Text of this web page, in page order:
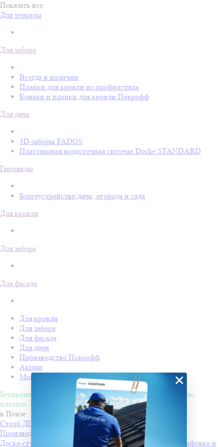
Показать все
Для террасы
Для забора
Всегда в наличии
Планки для кровли из профнастила
Коньки и планки для кровли Покрофф
Для дачи
3D-заборы FADOS
Пластиковая водосточная система Döcke STANDARD
Гирлянды
Благоустройство дачи, огорода и сада
Для кровли
Для забора
Для фасада
Для кровли
Для забора
Для фасада
Для дачи
Производство Покрофф
Акции
Монтаж
Беспроцентная рассрочка на 4 месяца. Покупайте - сейчас,
платите - потом!
в Пензе
Столб ДПК Grand Line 100х100мм тиснение (на трубу)
Производитель
Grand Line
Доска-ступень стартовая ДПК Grand Line 160х22мм шлифовка и
×